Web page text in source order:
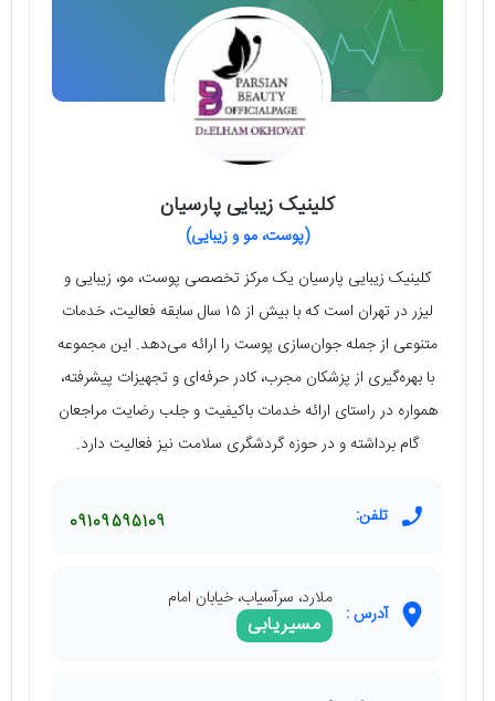
کلینیک زیبایی پارسیان
(پوست، مو و زیبایی)
کلینیک زیبایی پارسیان یک مرکز تخصصی پوست، مو، زیبایی و
لیزر در تهران است که با بیش از ۱۵ سال سابقه فعالیت، خدمات
متنوعی از جمله جوان‌سازی پوست را ارائه می‌دهد. این مجموعه
با بهره‌گیری از پزشکان مجرب، کادر حرفه‌ای و تجهیزات پیشرفته،
همواره در راستای ارائه خدمات باکیفیت و جلب رضایت مراجعان
گام برداشته و در حوزه گردشگری سلامت نیز فعالیت دارد.
تلفن: 09109595109
آدرس :
ملارد، سرآسیاب، خیابان امام
مسیریابی